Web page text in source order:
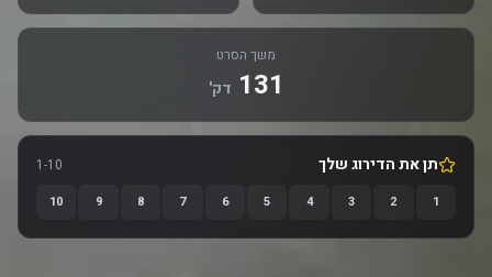
משך הסרט
131 דק'
תן את הדירוג שלך 1-10
1
2
3
4
5
6
7
8
9
10